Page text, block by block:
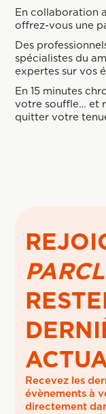
En collaboration
offrez-vous une
Des
spécialistes du
expertes sur vos
En 15 minutes
votre souffle… et
quitter votre
Recevez les
évènements à
directement